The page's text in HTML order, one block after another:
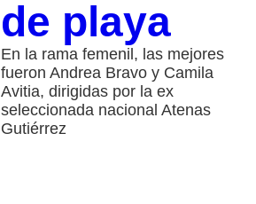
de playa
En la rama femenil, las mejores
fueron Andrea Bravo y Camila
Avitia, dirigidas por la ex
seleccionada nacional Atenas
Gutiérrez